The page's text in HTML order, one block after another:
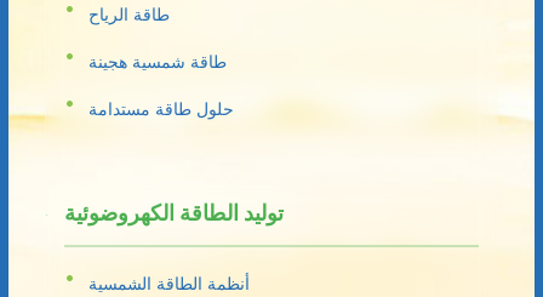
طاقة الرياح
طاقة شمسية هجينة
حلول طاقة مستدامة
توليد الطاقة الكهروضوئية
أنظمة الطاقة الشمسية